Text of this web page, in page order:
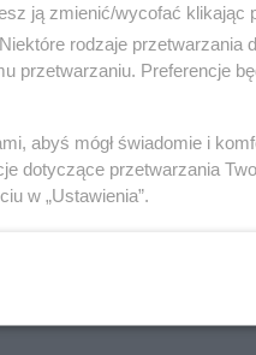
ją zmienić/wycofać
rodzaje przetwarzania
przetwarzaniu. Preferencje
abyś mógł świadomie i
dotyczące przetwarzania
w „Ustawienia”.